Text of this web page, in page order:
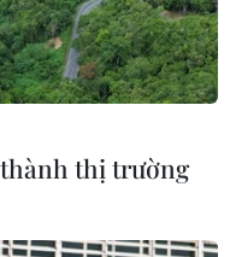
thị trường